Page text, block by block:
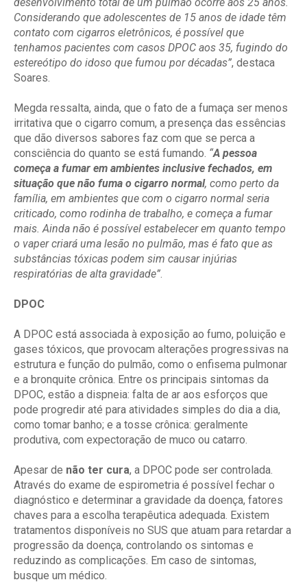
Considerando que adolescentes de 15 anos de idade têm
contato com cigarros eletrônicos, é possível que
tenhamos pacientes com casos DPOC aos 35, fugindo do
estereótipo do idoso que fumou por décadas”, destaca
Soares.
Megda ressalta, ainda, que o fato de a fumaça ser menos
irritativa que o cigarro comum, a presença das essências
que dão diversos sabores faz com que se perca a
consciência do quanto se está fumando. “A pessoa
começa a fumar em ambientes inclusive fechados, em
situação que não fuma o cigarro normal, como perto da
família, em ambientes que com o cigarro normal seria
criticado, como rodinha de trabalho, e começa a fumar
mais. Ainda não é possível estabelecer em quanto tempo
o vaper criará uma lesão no pulmão, mas é fato que as
substâncias tóxicas podem sim causar injúrias
respiratórias de alta gravidade”.
DPOC
A DPOC está associada à exposição ao fumo, poluição e
gases tóxicos, que provocam alterações progressivas na
estrutura e função do pulmão, como o enfisema pulmonar
e a bronquite crônica. Entre os principais sintomas da
DPOC, estão a dispneia: falta de ar aos esforços que
pode progredir até para atividades simples do dia a dia,
como tomar banho; e a tosse crônica: geralmente
produtiva, com expectoração de muco ou catarro.
Apesar de não ter cura, a DPOC pode ser controlada.
Através do exame de espirometria é possível fechar o
diagnóstico e determinar a gravidade da doença, fatores
chaves para a escolha terapêutica adequada. Existem
tratamentos disponíveis no SUS que atuam para retardar a
progressão da doença, controlando os sintomas e
reduzindo as complicações. Em caso de sintomas,
busque um médico.